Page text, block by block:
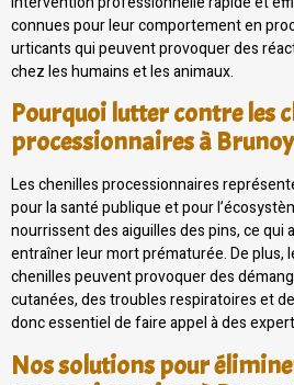
connues pour leur comportement en
urticants qui peuvent provoquer des
chez les humains et les animaux.
Pourquoi lutter contre les
processionnaires à
Les chenilles processionnaires
pour la santé publique et pour
nourrissent des aiguilles des pins, ce qui
entraîner leur mort prématurée. De plus,
chenilles peuvent provoquer des
cutanées, des troubles respiratoires et
donc essentiel de faire appel à des
Nos solutions pour